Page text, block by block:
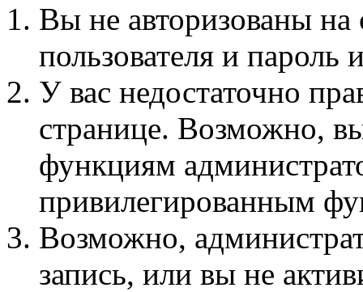
Вы не авторизованы на
пользователя и пароль
У вас недостаточно
странице. Возможно,
функциям
привилегированным
Возможно,
запись, или вы не